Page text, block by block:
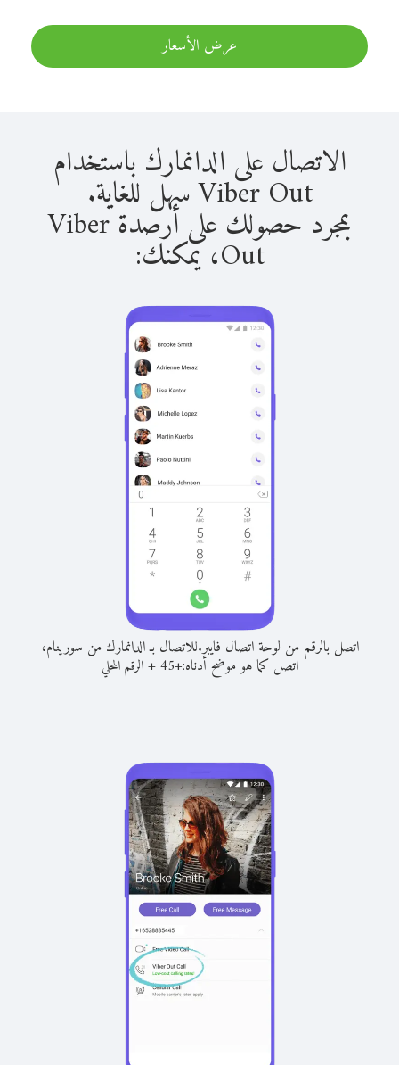
عرض الأسعار
الاتصال على الدانمارك باستخدام
Viber Out سهل للغاية.
بمجرد حصولك على أرصدة Viber
Out، يمكنك:
اتصل بالرقم من لوحة اتصال فايبر.للاتصال بـ الدانمارك من سورينام،
اتصل كما هو موضح أدناه:+
45
+الرقم المحلي